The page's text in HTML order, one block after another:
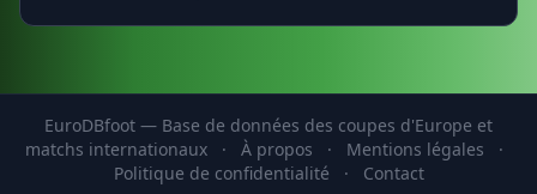
EuroDBfoot — Base de données des coupes d'Europe et
matchs internationaux
· À propos · Mentions légales
·
Politique de confidentialité
· Contact